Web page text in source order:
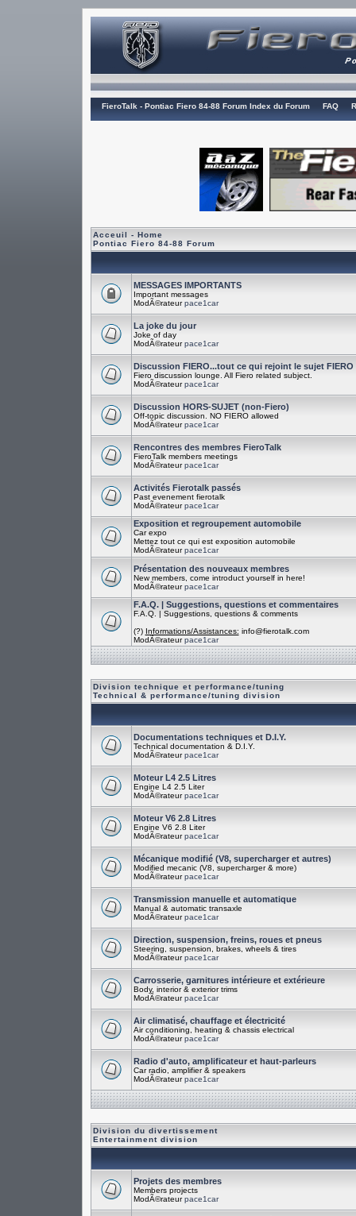
FieroTalk - Pontiac Fiero 84-88 Forum Index du Forum FAQ
Acceuil - Home
Pontiac Fiero 84-88 Forum
MESSAGES IMPORTANTS
Important messages
ModÃ©rateurpace1car
La joke du jour
Joke of day
ModÃ©rateurpace1car
Discussion FIERO...tout ce qui rejoint le sujet FIERO
Fiero discussion lounge. All Fiero related subject.
ModÃ©rateurpace1car
Discussion HORS-SUJET (non-Fiero)
Off-topic discussion. NO FIERO allowed
ModÃ©rateurpace1car
Rencontres des membres FieroTalk
FieroTalk members meetings
ModÃ©rateurpace1car
Activités Fierotalk passés
Past evenement fierotalk
ModÃ©rateurpace1car
Exposition et regroupement automobile
Car expo
Mettez tout ce qui est exposition automobile
ModÃ©rateurpace1car
Présentation des nouveaux membres
New members, come introduct yourself in here!
ModÃ©rateurpace1car
F.A.Q. | Suggestions, questions et commentaires
F.A.Q. | Suggestions, questions & comments
(?) Informations/Assistances: info@fierotalk.com
ModÃ©rateurpace1car
Division technique et performance/tuning
Technical & performance/tuning division
Documentations techniques et D.I.Y.
Technical documentation & D.I.Y.
ModÃ©rateurpace1car
Moteur L4 2.5 Litres
Engine L4 2.5 Liter
ModÃ©rateurpace1car
Moteur V6 2.8 Litres
Engine V6 2.8 Liter
ModÃ©rateurpace1car
Mécanique modifié (V8, supercharger et autres)
Modified mecanic (V8, supercharger & more)
ModÃ©rateurpace1car
Transmission manuelle et automatique
Manual & automatic transaxle
ModÃ©rateurpace1car
Direction, suspension, freins, roues et pneus
Steering, suspension, brakes, wheels & tires
ModÃ©rateurpace1car
Carrosserie, garnitures intérieure et extérieure
Body, interior & exterior trims
ModÃ©rateurpace1car
Air climatisé, chauffage et électricité
Air conditioning, heating & chassis electrical
ModÃ©rateurpace1car
Radio d'auto, amplificateur et haut-parleurs
Car radio, amplifier & speakers
ModÃ©rateurpace1car
Division du divertissement
Entertainment division
Projets des membres
Members projects
ModÃ©rateurpace1car